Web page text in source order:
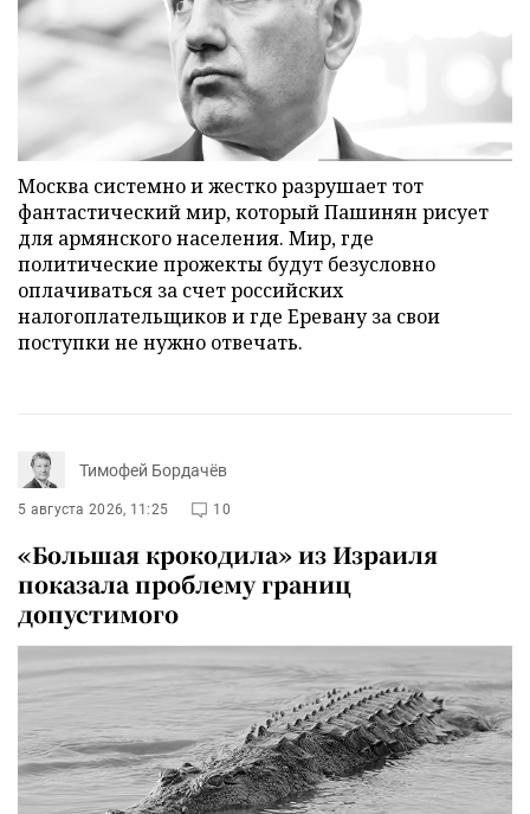
Москва системно и жестко разрушает тот
фантастический мир, который Пашинян рисует
для армянского населения. Мир, где
политические прожекты будут безусловно
оплачиваться за счет российских
налогоплательщиков и где Еревану за свои
поступки не нужно отвечать.
Тимофей Бордачёв
5 августа 2026, 11:25 10
«Большая крокодила» из Израиля
показала проблему границ
допустимого